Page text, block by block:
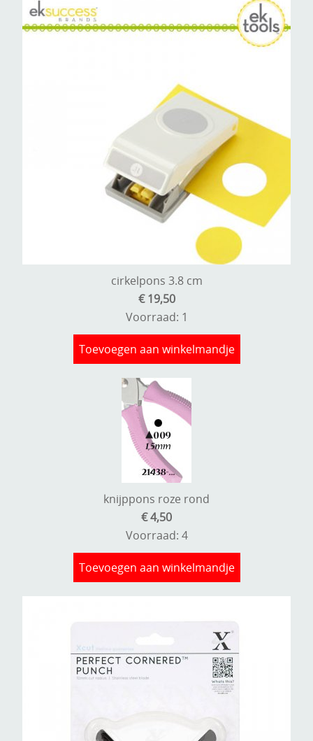
cirkelpons 3.8 cm
€ 19,50
Voorraad: 1
Toevoegen aan winkelmandje
knijppons roze rond
€ 4,50
Voorraad: 4
Toevoegen aan winkelmandje